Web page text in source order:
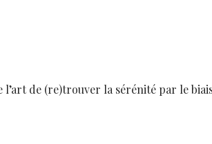
l’art de (re)trouver la sérénité par le